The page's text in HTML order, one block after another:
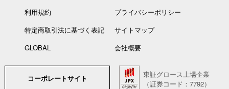
利用規約
プライバシーポリシー
特定商取引法に基づく表記
サイトマップ
GLOBAL
会社概要
コーポレートサイト
東証グロース上場企業
（証券コード：7792）